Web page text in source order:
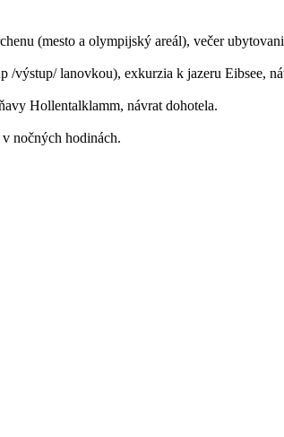
(mesto a olympijský areál), večer
/výstup/ lanovkou), exkurzia k jazeru Eibsee,
Hollentalklamm, návrat dohotela.
nočných hodinách.